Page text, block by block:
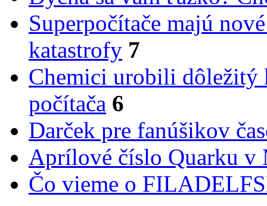
Superpočítače majú
katastrofy 7
Chemici urobili dôležitý
počítača 6
Darček pre fanúšikov
Aprílové číslo Quarku v
Čo vieme o